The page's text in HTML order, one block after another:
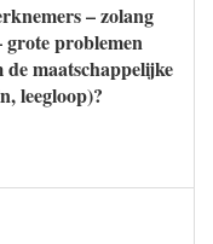
– zolang
grote problemen
maatschappelijke
leegloop)?